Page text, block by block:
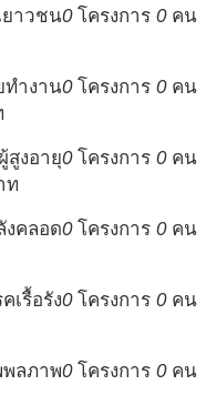
ยาวชน0โครงการ 0คน
ทำงาน0โครงการ 0คน
สูงอายุ0โครงการ 0คน
ท
งคลอด0โครงการ 0คน
เรื้อรัง0โครงการ 0คน
ลภาพ0โครงการ 0คน